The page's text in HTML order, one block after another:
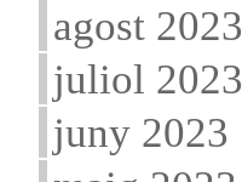
agost 2023
juliol 2023
juny 2023